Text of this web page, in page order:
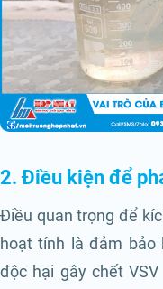
2. Điều kiện để
Điều quan trọng để
hoạt tính là đảm bảo
độc hại gây chết